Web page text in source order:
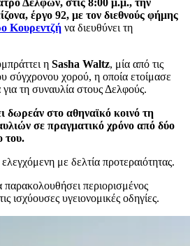
έργο 92, με τον διεθνούς φήμης
Κουρεντζή να διευθύνει τη
η Sasha Waltz, μία από τις
σύγχρονου χορού, η οποία ετοίμασε
για τη συναυλία στους Δελφούς.
στο αθηναϊκό κοινό τη
σε πραγματικό χρόνο από δύο
του.
με δελτία προτεραιότητας.
περιορισμένος
ισχύουσες υγειονομικές οδηγίες.